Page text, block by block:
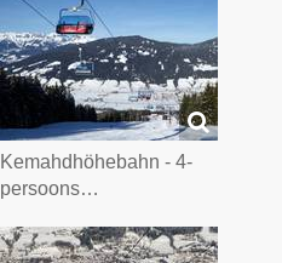
Kemahdhöhebahn - 4-
persoons…